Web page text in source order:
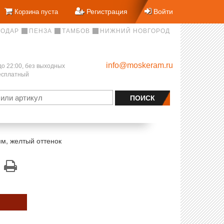
Корзина пуста Регистрация Войти
ПЕНЗА ТАМБОВ НИЖНИЙ НОВГОРОД
22:00, без выходных
info@moskeram.ru
желтый оттенок